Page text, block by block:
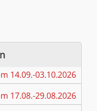
14.09.-03.10.2026
17.08.-29.08.2026